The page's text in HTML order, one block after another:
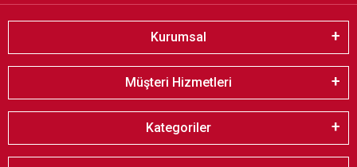
Kurumsal
Müşteri Hizmetleri
Kategoriler